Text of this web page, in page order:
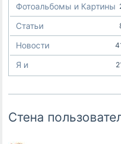
Фотоальбомы и Картины
Статьи
Новости
Я и
Стена